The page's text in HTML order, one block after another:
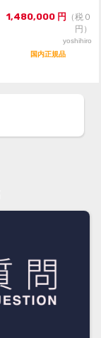
1,480,000 円 （税０
円）
yoshihiro
国内正規品